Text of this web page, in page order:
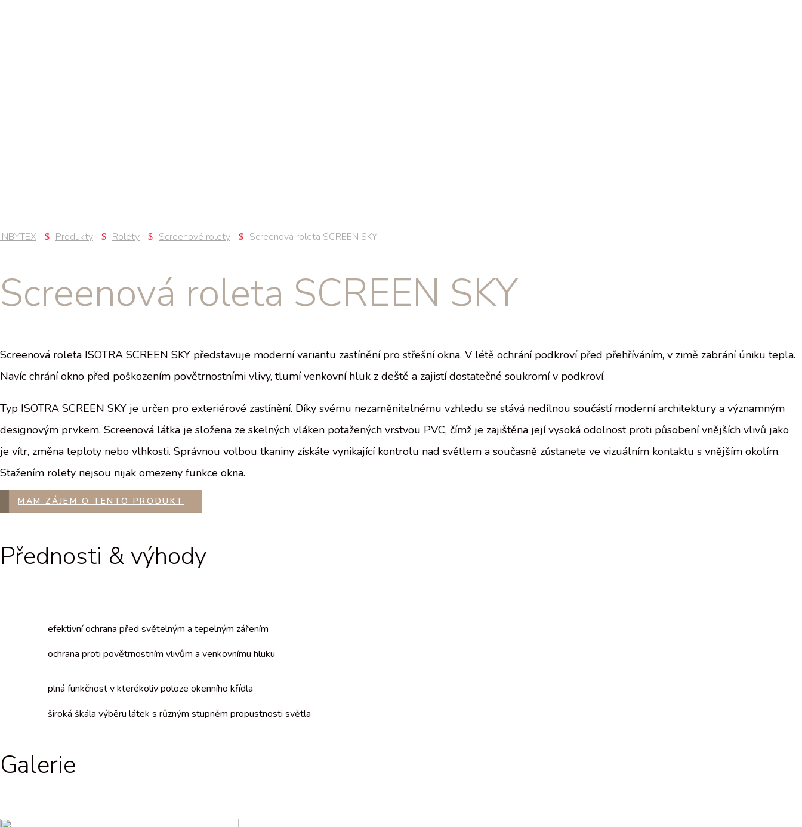
INBYTEX Produkty Rolety Screenové rolety Screenová roleta SCREEN SKY
Screenová roleta SCREEN SKY
Screenová roleta ISOTRA SCREEN SKY představuje moderní variantu zastínění pro střešní okna. V létě ochrání podkroví před přehříváním, v zimě zabrání úniku tepla.
Navíc chrání okno před poškozením povětrnostními vlivy, tlumí venkovní hluk z deště a zajistí dostatečné soukromí v podkroví.
Typ ISOTRA SCREEN SKY je určen pro exteriérové zastínění. Díky svému nezaměnitelnému vzhledu se stává nedílnou součástí moderní architektury a významným
designovým prvkem. Screenová látka je složena ze skelných vláken potažených vrstvou PVC, čímž je zajištěna její vysoká odolnost proti působení vnějších vlivů jako
je vítr, změna teploty nebo vlhkosti. Správnou volbou tkaniny získáte vynikající kontrolu nad světlem a současně zůstanete ve vizuálním kontaktu s vnějším okolím.
Stažením rolety nejsou nijak omezeny funkce okna.
MAM ZÁJEM O TENTO PRODUKT
Přednosti & výhody
efektivní ochrana před světelným a tepelným zářením
ochrana proti povětrnostním vlivům a venkovnímu hluku
plná funkčnost v kterékoliv poloze okenního křídla
široká škála výběru látek s různým stupněm propustnosti světla
Galerie